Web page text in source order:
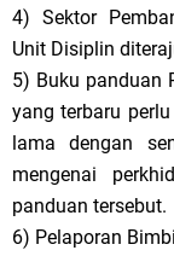
4) Sektor
Unit Disiplin
5) Buku panduan
yang terbaru
lama dengan
mengenai
panduan tersebut.
6) Pelaporan